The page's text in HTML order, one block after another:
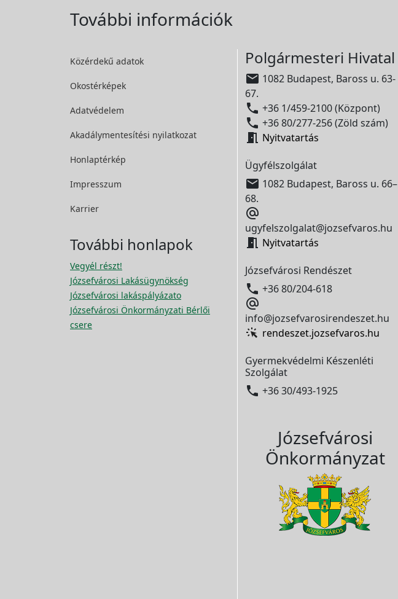
További információk
Közérdekű adatok
Okostérképek
Adatvédelem
Akadálymentesítési nyilatkozat
Honlaptérkép
Impresszum
Karrier
További honlapok
Vegyél részt!
Józsefvárosi Lakásügynökség
Józsefvárosi lakáspályázato
Józsefvárosi Önkormányzati Bérlői
csere
Polgármesteri Hivatal
 1082 Budapest, Baross u. 63-
67.
 +36 1/459-2100 (Központ)
 +36 80/277-256 (Zöld szám)
 Nyitvatartás
Ügyfélszolgálat
 1082 Budapest, Baross u. 66–
68.

ugyfelszolgalat@jozsefvaros.hu
 Nyitvatartás
Józsefvárosi Rendészet
 +36 80/204-618

info@jozsefvarosirendeszet.hu
rendeszet.jozsefvaros.hu
Gyermekvédelmi Készenléti
Szolgálat
 +36 30/493-1925
Józsefvárosi
Önkormányzat